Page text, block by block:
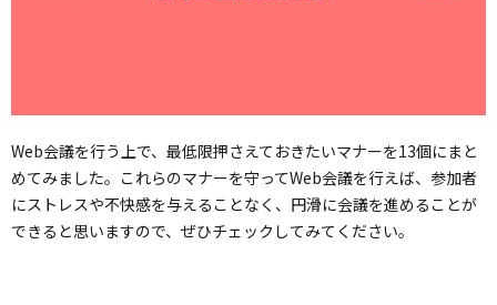
Web会議を行う上で、最低限押さえておきたいマナーを13個にまと
めてみました。これらのマナーを守ってWeb会議を行えば、参加者
にストレスや不快感を与えることなく、円滑に会議を進めることが
できると思いますので、ぜひチェックしてみてください。